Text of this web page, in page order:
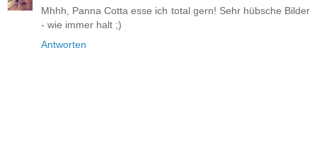
Mhhh, Panna Cotta esse ich total gern! Sehr hübsche Bilder
- wie immer halt ;)
Antworten